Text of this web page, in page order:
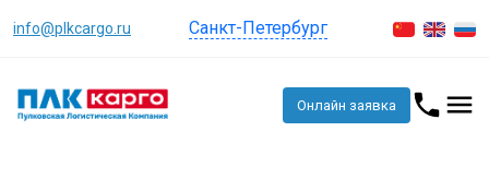
info@plkcargo.ru Санкт-Петербург
Онлайн заявка